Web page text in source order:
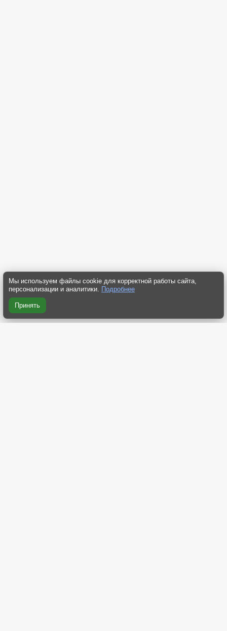
Мы используем файлы cookie для корректной работы сайта,
персонализации и аналитики. Подробнее
Принять